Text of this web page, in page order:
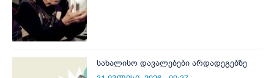
სახალისო დავალებები არდადეგებზე